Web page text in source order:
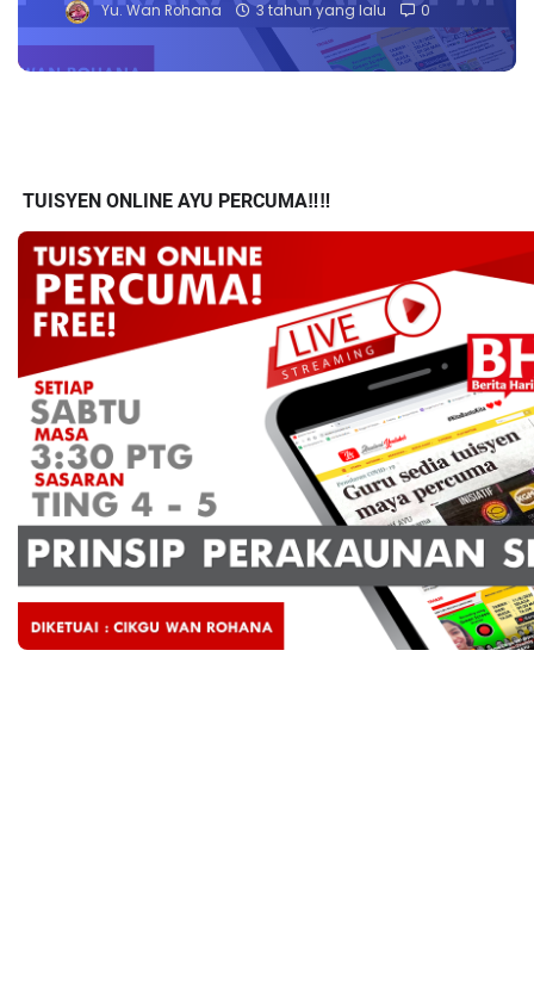
Yu. Wan Rohana 3 tahun yang lalu 0
TUISYEN ONLINE AYU PERCUMA‼️‼️